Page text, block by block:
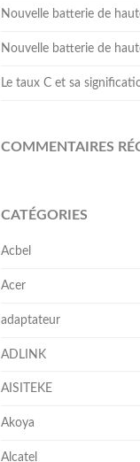
Nouvelle batterie de
Nouvelle batterie de
Le taux C et sa
COMMENTAIRES
CATÉGORIES
Acbel
Acer
adaptateur
ADLINK
AISITEKE
Akoya
Alcatel